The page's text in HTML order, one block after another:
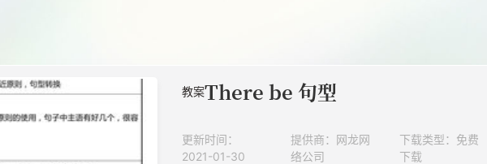
教案There be 句型
更新时间：
2021-01-30
提供商：网龙网
络公司
下载类型：免费
下载